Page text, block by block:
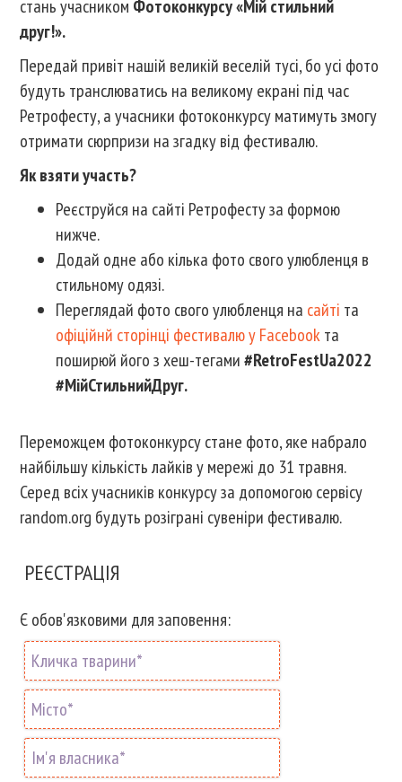
стань учасником Фотоконкурсу «Мій стильний
друг!».
Передай привіт нашій великій веселій тусі, бо усі фото
будуть транслюватись на великому екрані під час
Ретрофесту, а учасники фотоконкурсу матимуть змогу
отримати сюрпризи на згадку від фестивалю.
Як взяти участь?
Реєструйся на сайті Ретрофесту за формою
нижче.
Додай одне або кілька фото свого улюбленця в
стильному одязі.
Переглядай фото свого улюбленця на сайті та
офіційнй сторінці фестивалю у Facebookта
поширюй його з хеш-тегами#RetroFestUa2022
#МійСтильнийДруг.
Переможцем фотоконкурсу стане фото, яке набрало
найбільшу кількість лайків у мережі до 31 травня.
Серед всіх учасників конкурсу за допомогою сервісу
random.org будуть розіграні сувеніри фестивалю.
РЕЄСТРАЦІЯ
Є обов'язковими для заповення: